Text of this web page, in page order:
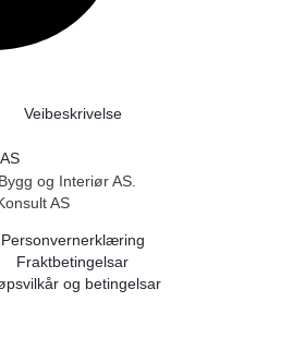
Veibeskrivelse
og Interiør AS.
AS
Personvernerklæring
Fraktbetingelsar
og betingelsar